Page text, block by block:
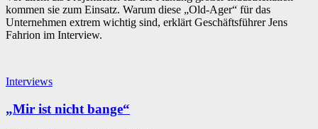
kommen sie zum Einsatz. Warum diese „Old-Ager“ für das
Unternehmen extrem wichtig sind, erklärt Geschäftsführer Jens
Fahrion im Interview.
Interviews
„Mir ist nicht bange“